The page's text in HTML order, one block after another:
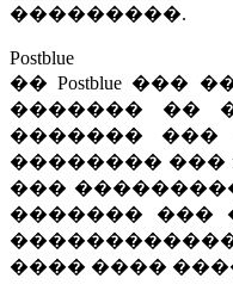
���������.
Postblue
�� Postblue
������� ��
������� ���
�������� ���
���
������� ���
���� ����